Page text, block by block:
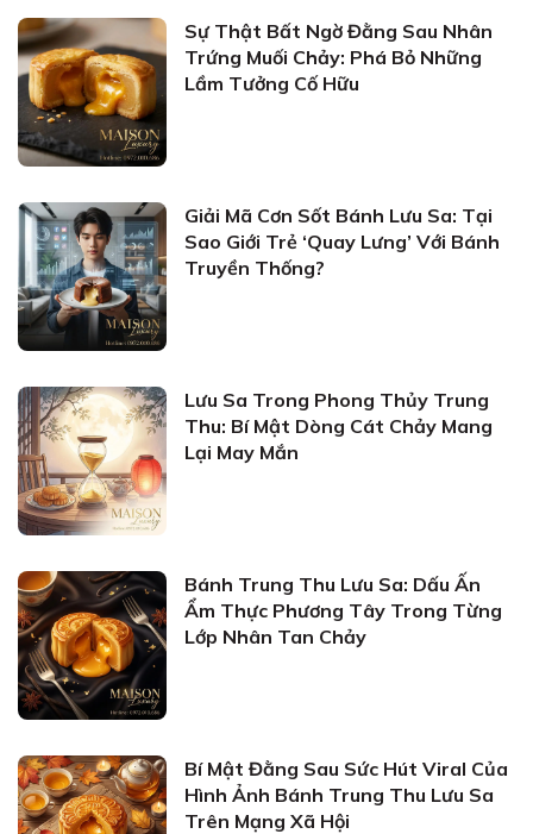
Sự Thật Bất Ngờ Đằng Sau Nhân
Trứng Muối Chảy: Phá Bỏ Những
Lầm Tưởng Cố Hữu
Giải Mã Cơn Sốt Bánh Lưu Sa: Tại
Sao Giới Trẻ ‘Quay Lưng’ Với Bánh
Truyền Thống?
Lưu Sa Trong Phong Thủy Trung
Thu: Bí Mật Dòng Cát Chảy Mang
Lại May Mắn
Bánh Trung Thu Lưu Sa: Dấu Ấn
Ẩm Thực Phương Tây Trong Từng
Lớp Nhân Tan Chảy
Bí Mật Đằng Sau Sức Hút Viral Của
Hình Ảnh Bánh Trung Thu Lưu Sa
Trên Mạng Xã Hội